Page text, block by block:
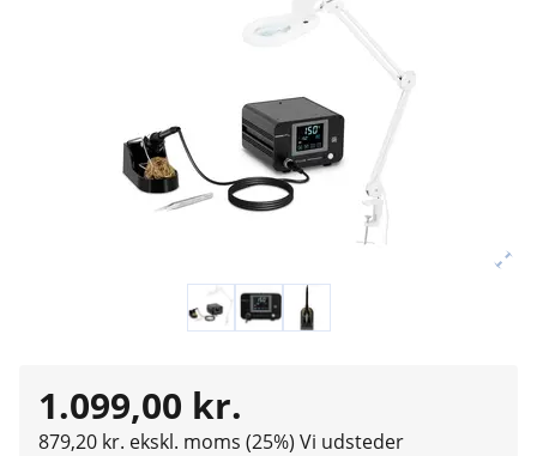
1.099,00 kr.
879,20 kr. ekskl. moms (25%) Vi udsteder